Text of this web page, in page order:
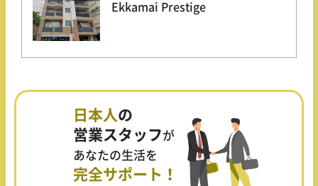
Ekkamai Prestige
日本人 の
営業スタッフが
あなたの生活を
完全サポート！